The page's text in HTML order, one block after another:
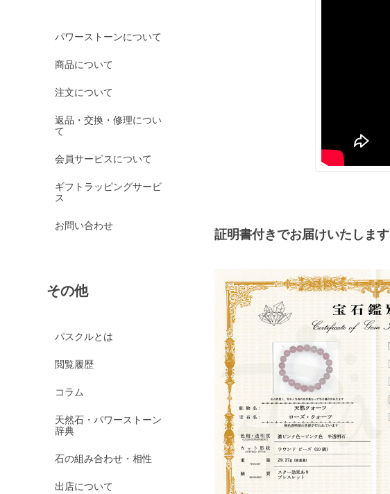
パワーストーンについて
商品について
注文について
返品・交換・修理につい
て
会員サービスについて
ギフトラッピングサービ
ス
お問い合わせ
その他
パスクルとは
閲覧履歴
コラム
天然石・パワーストーン
辞典
石の組み合わせ・相性
出店について
証明書付きでお届けいたします